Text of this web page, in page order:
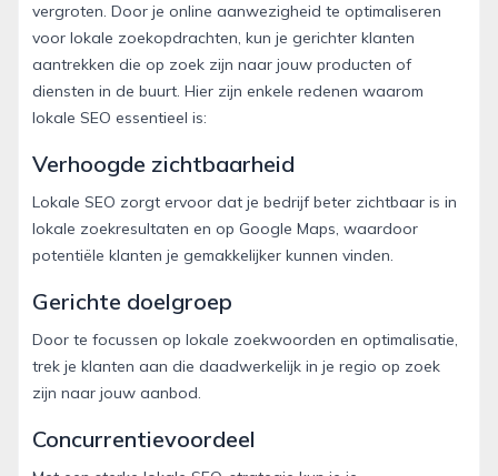
vergroten. Door je online aanwezigheid te optimaliseren
voor lokale zoekopdrachten, kun je gerichter klanten
aantrekken die op zoek zijn naar jouw producten of
diensten in de buurt. Hier zijn enkele redenen waarom
lokale SEO essentieel is:
Verhoogde zichtbaarheid
Lokale SEO zorgt ervoor dat je bedrijf beter zichtbaar is in
lokale zoekresultaten en op Google Maps, waardoor
potentiële klanten je gemakkelijker kunnen vinden.
Gerichte doelgroep
Door te focussen op lokale zoekwoorden en optimalisatie,
trek je klanten aan die daadwerkelijk in je regio op zoek
zijn naar jouw aanbod.
Concurrentievoordeel